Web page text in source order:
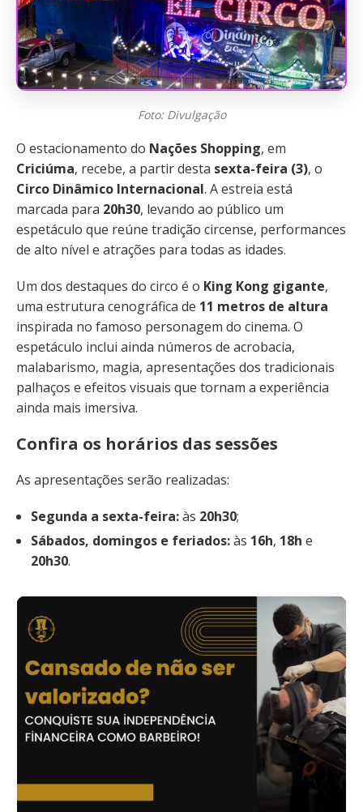
Foto: Divulgação
O estacionamento do Nações Shopping, em
Criciúma, recebe, a partir desta sexta-feira (3), o
Circo Dinâmico Internacional. A estreia está
marcada para 20h30, levando ao público um
espetáculo que reúne tradição circense, performances
de alto nível e atrações para todas as idades.
Um dos destaques do circo é o King Kong gigante,
uma estrutura cenográfica de 11 metros de altura
inspirada no famoso personagem do cinema. O
espetáculo inclui ainda números de acrobacia,
malabarismo, magia, apresentações dos tradicionais
palhaços e efeitos visuais que tornam a experiência
ainda mais imersiva.
Confira os horários das sessões
As apresentações serão realizadas:
Segunda a sexta-feira:às 20h30;
Sábados, domingos e feriados:às 16h, 18h e
20h30.